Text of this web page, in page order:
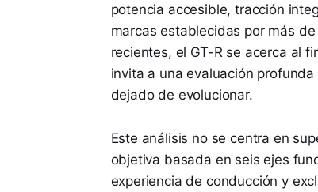
potencia accesible, tracción
marcas establecidas por más
recientes, el GT-R se acerca al
invita a una evaluación
dejado de evolucionar.
Este análisis no se centra en
objetiva basada en seis ejes
experiencia de conducción y